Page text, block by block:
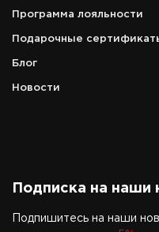
Программа лояльности
Подарочные
Блог
Новости
8
Подписка на наши
Подпишитесь на наши